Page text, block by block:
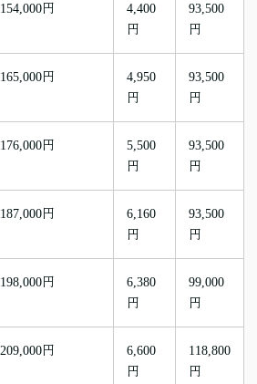
154,000円
4,400
円
93,500
円
165,000円
4,950
円
93,500
円
176,000円
5,500
円
93,500
円
187,000円
6,160
円
93,500
円
198,000円
6,380
円
99,000
円
209,000円
6,600
円
118,800
円